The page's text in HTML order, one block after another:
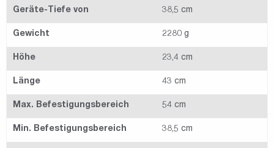
Geräte-Tiefe von 38,5 cm
Gewicht 2280 g
Höhe 23,4 cm
Länge 43 cm
Max. Befestigungsbereich 54 cm
Min. Befestigungsbereich 38,5 cm